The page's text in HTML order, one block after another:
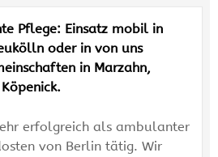
Pflege: Einsatz mobil in
oder in von uns
in Marzahn,
erfolgreich als ambulanter
von Berlin tätig. Wir